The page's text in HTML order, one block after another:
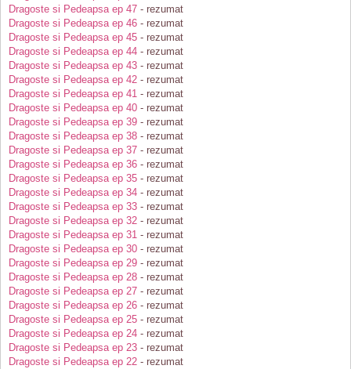
Dragoste si Pedeapsa ep 47 - rezumat
Dragoste si Pedeapsa ep 46 - rezumat
Dragoste si Pedeapsa ep 45 - rezumat
Dragoste si Pedeapsa ep 44 - rezumat
Dragoste si Pedeapsa ep 43 - rezumat
Dragoste si Pedeapsa ep 42 - rezumat
Dragoste si Pedeapsa ep 41 - rezumat
Dragoste si Pedeapsa ep 40 - rezumat
Dragoste si Pedeapsa ep 39 - rezumat
Dragoste si Pedeapsa ep 38 - rezumat
Dragoste si Pedeapsa ep 37 - rezumat
Dragoste si Pedeapsa ep 36 - rezumat
Dragoste si Pedeapsa ep 35 - rezumat
Dragoste si Pedeapsa ep 34 - rezumat
Dragoste si Pedeapsa ep 33 - rezumat
Dragoste si Pedeapsa ep 32 - rezumat
Dragoste si Pedeapsa ep 31 - rezumat
Dragoste si Pedeapsa ep 30 - rezumat
Dragoste si Pedeapsa ep 29 - rezumat
Dragoste si Pedeapsa ep 28 - rezumat
Dragoste si Pedeapsa ep 27 - rezumat
Dragoste si Pedeapsa ep 26 - rezumat
Dragoste si Pedeapsa ep 25 - rezumat
Dragoste si Pedeapsa ep 24 - rezumat
Dragoste si Pedeapsa ep 23 - rezumat
Dragoste si Pedeapsa ep 22 - rezumat